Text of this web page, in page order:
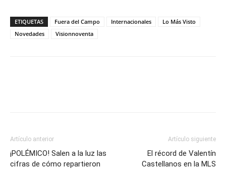
ETIQUETAS Fuera del Campo Internacionales
Lo Más Visto
Novedades
Visionnoventa
Artículo anterior
¡POLÉMICO! Salen a la luz las
cifras de cómo repartieron
Artículo siguiente
El récord de Valentín
Castellanos en la MLS